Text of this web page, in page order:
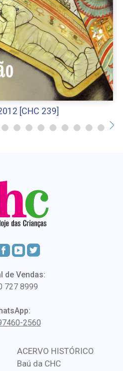
[CHC 239]
de Vendas:
727 8999
2560
ACERVO HISTÓRICO
Baú da CHC